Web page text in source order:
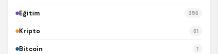
Eğitim 356
Kripto 61
Bitcoin 1